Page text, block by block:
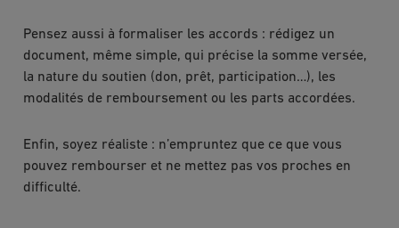
Pensez aussi à formaliser les accords : rédigez un
document, même simple, qui précise la somme versée,
la nature du soutien (don, prêt, participation…), les
modalités de remboursement ou les parts accordées.
Enfin, soyez réaliste : n’empruntez que ce que vous
pouvez rembourser et ne mettez pas vos proches en
difficulté.